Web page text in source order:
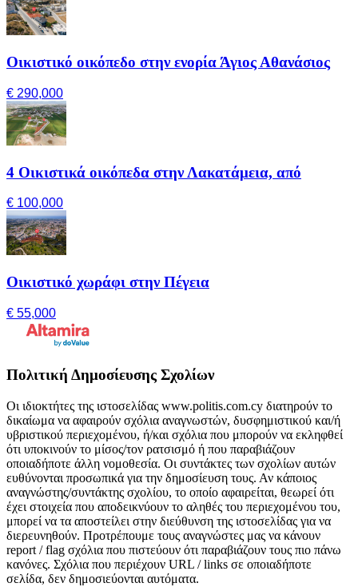
Οικιστικό οικόπεδο στην ενορία Άγιος Αθανάσιος
€ 290,000
4 Οικιστικά οικόπεδα στην Λακατάμεια, από
€ 100,000
Οικιστικό χωράφι στην Πέγεια
€ 55,000
Πολιτική Δημοσίευσης Σχολίων
Οι ιδιοκτήτες της ιστοσελίδας www.politis.com.cy διατηρούν το
δικαίωμα να αφαιρούν σχόλια αναγνωστών, δυσφημιστικού και/ή
υβριστικού περιεχομένου, ή/και σχόλια που μπορούν να εκληφθεί
ότι υποκινούν το μίσος/τον ρατσισμό ή που παραβιάζουν
οποιαδήποτε άλλη νομοθεσία. Οι συντάκτες των σχολίων αυτών
ευθύνονται προσωπικά για την δημοσίευση τους. Αν κάποιος
αναγνώστης/συντάκτης σχολίου, το οποίο αφαιρείται, θεωρεί ότι
έχει στοιχεία που αποδεικνύουν το αληθές του περιεχομένου του,
μπορεί να τα αποστείλει στην διεύθυνση της ιστοσελίδας για να
διερευνηθούν. Προτρέπουμε τους αναγνώστες μας να κάνουν
report / flag σχόλια που πιστεύουν ότι παραβιάζουν τους πιο πάνω
κανόνες. Σχόλια που περιέχουν URL / links σε οποιαδήποτε
σελίδα, δεν δημοσιεύονται αυτόματα.